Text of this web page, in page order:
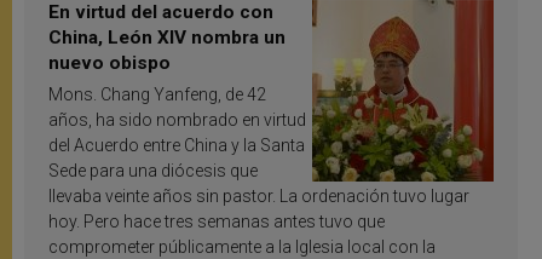
En virtud del acuerdo con
China, León XIV nombra un
nuevo obispo
Mons. Chang Yanfeng, de 42
años, ha sido nombrado en virtud
del Acuerdo entre China y la Santa
Sede para una diócesis que
llevaba veinte años sin pastor. La ordenación tuvo lugar
hoy. Pero hace tres semanas antes tuvo que
comprometer públicamente a la Iglesia local con la